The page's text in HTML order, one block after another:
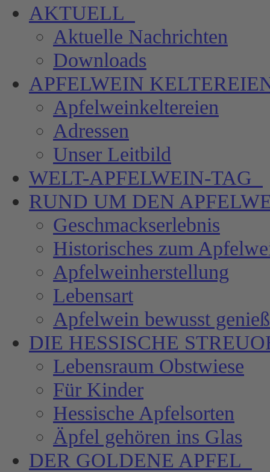
AKTUELL
Aktuelle Nachrichten
Downloads
APFELWEIN
Apfelweinkeltereien
Adressen
Unser Leitbild
WELT-APFELWEIN-TAG
RUND UM DEN
Geschmackserlebnis
Historisches zum
Apfelweinherstellung
Lebensart
Apfelwein bewusst
DIE HESSISCHE
Lebensraum Obstwiese
Für Kinder
Hessische Apfelsorten
Äpfel gehören ins Glas
DER GOLDENE APFEL